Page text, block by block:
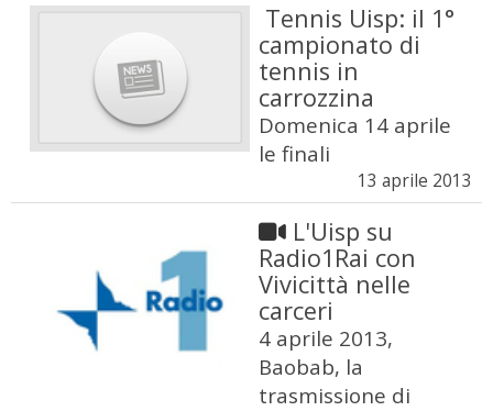
Tennis Uisp: il 1°
campionato di
tennis in
carrozzina
Domenica 14 aprile
le finali
13 aprile 2013
L'Uisp su
Radio1Rai con
Vivicittà nelle
carceri
4 aprile 2013,
Baobab, la
trasmissione di